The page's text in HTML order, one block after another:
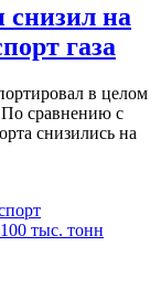
снизил на
газа
в целом
По сравнению с
снизились на